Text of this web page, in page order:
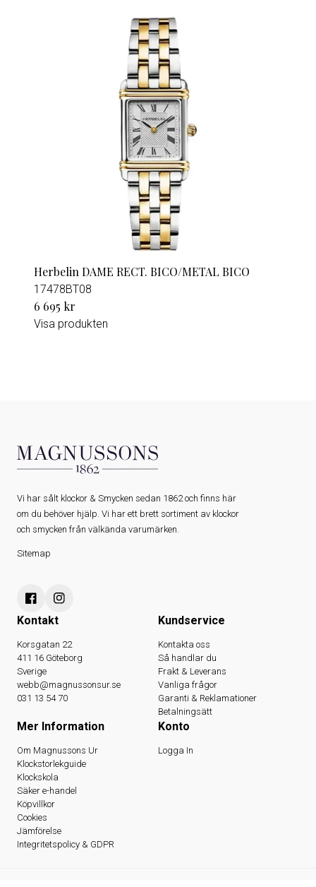
Herbelin DAME RECT. BICO/METAL BICO
17478BT08
6 695 kr
Visa produkten
Vi har sålt klockor & Smycken sedan 1862 och finns här
om du behöver hjälp. Vi har ett brett sortiment av klockor
och smycken från välkända varumärken.
Sitemap
Kontakt
Korsgatan 22
411 16 Göteborg
Sverige
webb@magnussonsur.se
031 13 54 70
Kundservice
Kontakta oss
Så handlar du
Frakt & Leverans
Vanliga frågor
Garanti & Reklamationer
Betalningsätt
Mer Information
Om Magnussons Ur
Klockstorlekguide
Klockskola
Säker e-handel
Köpvillkor
Cookies
Jämförelse
Integritetspolicy & GDPR
Konto
Logga In